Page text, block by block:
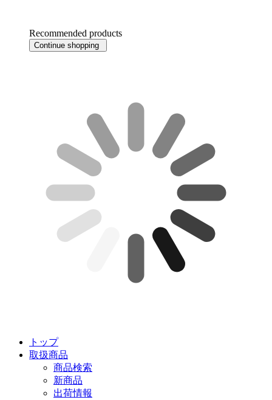
Recommended products
Continue shopping
トップ
取扱商品
商品検索
新商品
出荷情報